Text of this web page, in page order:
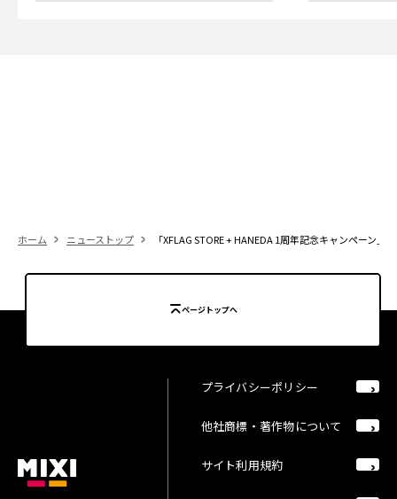
ホーム ニューストップ 「XFLAG STORE + HANEDA 1周年記念キャンペーン
ページトップへ
プライバシーポリシー
他社商標・著作物について
サイト利用規約